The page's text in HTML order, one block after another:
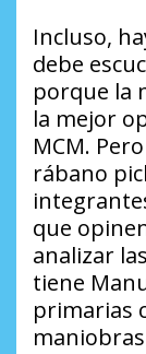
Incluso,
debe
porque la
la mejor
MCM.
rábano
que
analizar
tiene
primarias